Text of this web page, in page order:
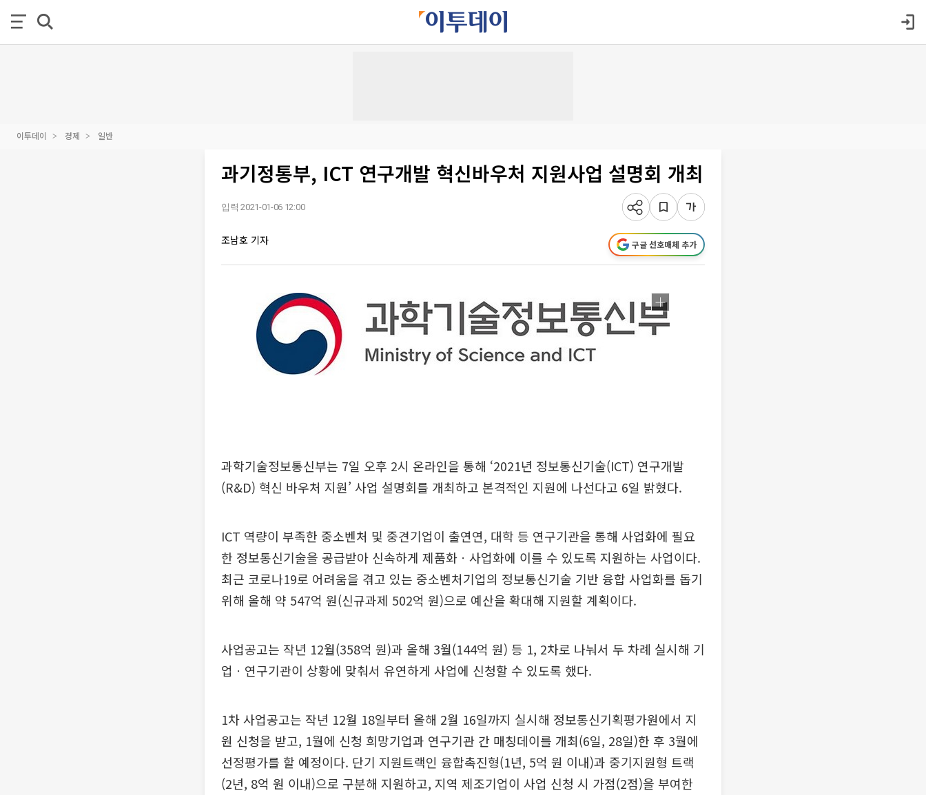
이투데이 경제 일반
과기정통부, ICT 연구개발 혁신바우처 지원사업 설명회 개최
입력 2021-01-06 12:00
조남호 기자 구글 선호매체 추가
과학기술정보통신부는 7일 오후 2시 온라인을 통해 ‘2021년 정보통신기술(ICT) 연구개발
(R&D) 혁신 바우처 지원’ 사업 설명회를 개최하고 본격적인 지원에 나선다고 6일 밝혔다.
ICT 역량이 부족한 중소벤처 및 중견기업이 출연연, 대학 등 연구기관을 통해 사업화에 필요
한 정보통신기술을 공급받아 신속하게 제품화ㆍ사업화에 이를 수 있도록 지원하는 사업이다.
최근 코로나19로 어려움을 겪고 있는 중소벤처기업의 정보통신기술 기반 융합 사업화를 돕기
위해 올해 약 547억 원(신규과제 502억 원)으로 예산을 확대해 지원할 계획이다.
사업공고는 작년 12월(358억 원)과 올해 3월(144억 원) 등 1, 2차로 나눠서 두 차례 실시해 기
업ㆍ연구기관이 상황에 맞춰서 유연하게 사업에 신청할 수 있도록 했다.
1차 사업공고는 작년 12월 18일부터 올해 2월 16일까지 실시해 정보통신기획평가원에서 지
원 신청을 받고, 1월에 신청 희망기업과 연구기관 간 매칭데이를 개최(6일, 28일)한 후 3월에
선정평가를 할 예정이다. 단기 지원트랙인 융합촉진형(1년, 5억 원 이내)과 중기지원형 트랙
(2년, 8억 원 이내)으로 구분해 지원하고, 지역 제조기업이 사업 신청 시 가점(2점)을 부여한